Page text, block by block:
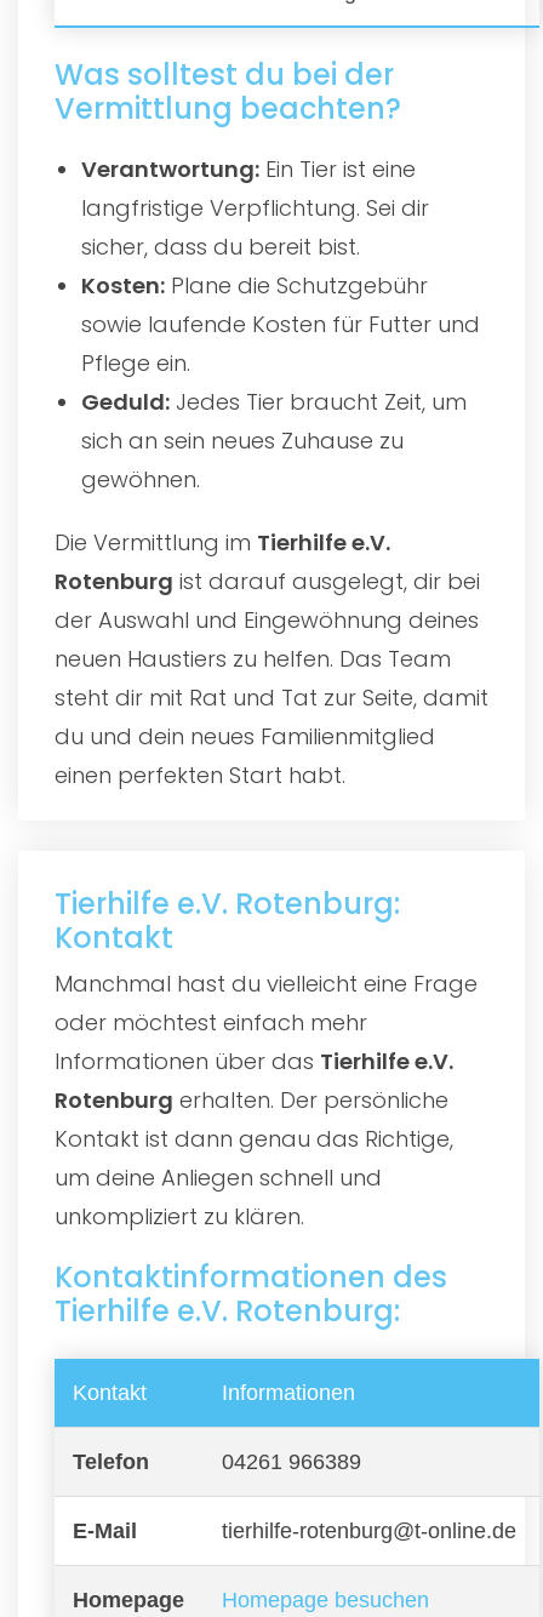
Was solltest du bei der
Vermittlung beachten?
Verantwortung: Ein Tier ist eine
langfristige Verpflichtung. Sei dir
sicher, dass du bereit bist.
Kosten: Plane die Schutzgebühr
sowie laufende Kosten für Futter und
Pflege ein.
Geduld: Jedes Tier braucht Zeit, um
sich an sein neues Zuhause zu
gewöhnen.
Die Vermittlung im Tierhilfe e.V.
Rotenburg ist darauf ausgelegt, dir bei
der Auswahl und Eingewöhnung deines
neuen Haustiers zu helfen. Das Team
steht dir mit Rat und Tat zur Seite, damit
du und dein neues Familienmitglied
einen perfekten Start habt.
Tierhilfe e.V. Rotenburg:
Kontakt
Manchmal hast du vielleicht eine Frage
oder möchtest einfach mehr
Informationen über das Tierhilfe e.V.
Rotenburg erhalten. Der persönliche
Kontakt ist dann genau das Richtige,
um deine Anliegen schnell und
unkompliziert zu klären.
Kontaktinformationen des
Tierhilfe e.V. Rotenburg:
Kontakt Informationen
Telefon 04261 966389
E-Mail tierhilfe-rotenburg@t-online.de
Homepage Homepage besuchen